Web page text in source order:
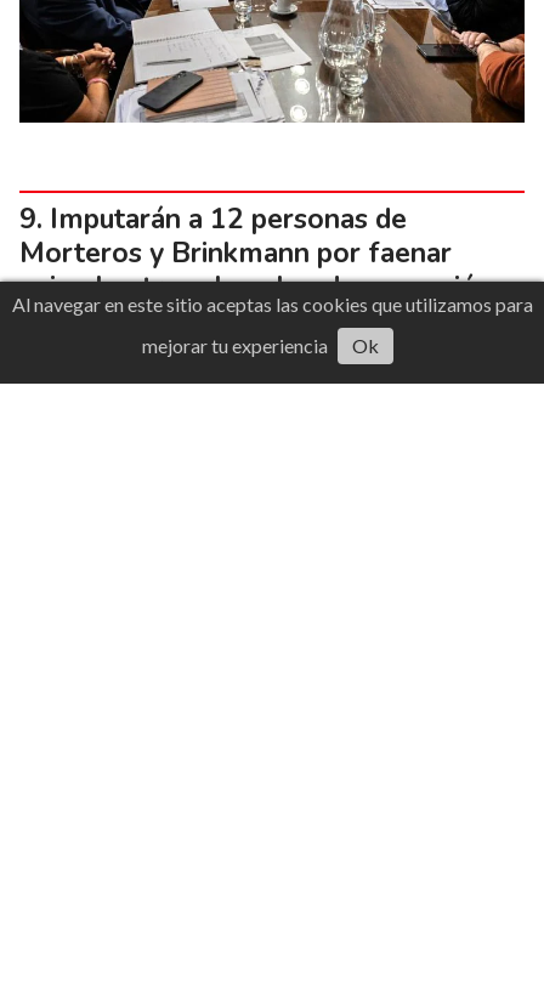
Imputarán a 12 personas de
Morteros y Brinkmann por faenar
animales tras el vuelco de un camión
Al navegar en este sitio aceptas las cookies que utilizamos para
mejorar tu experiencia
Ok